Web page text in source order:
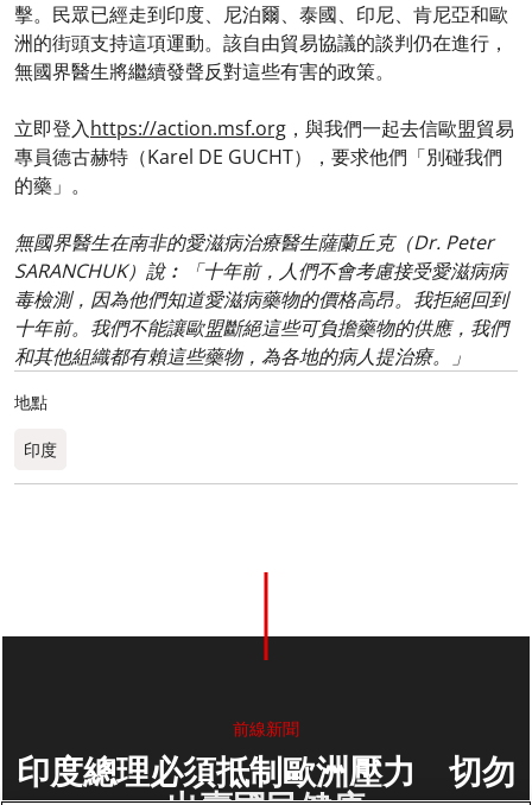
擊。民眾已經走到印度、尼泊爾、泰國、印尼、肯尼亞和歐
洲的街頭支持這項運動。該自由貿易協議的談判仍在進行，
無國界醫生將繼續發聲反對這些有害的政策。
立即登入https://action.msf.org ，與我們一起去信歐盟貿易
專員德古赫特（Karel DE GUCHT），要求他們「別碰我們
的藥」。
無國界醫生在南非的愛滋病治療醫生薩蘭丘克（Dr. Peter
SARANCHUK）說︰「十年前，人們不會考慮接受愛滋病病
毒檢測，因為他們知道愛滋病藥物的價格高昂。我拒絕回到
十年前。我們不能讓歐盟斷絕這些可負擔藥物的供應，我們
和其他組織都有賴這些藥物，為各地的病人提治療。」
地點
印度
前線新聞
印度總理必須抵制歐洲壓力 切勿